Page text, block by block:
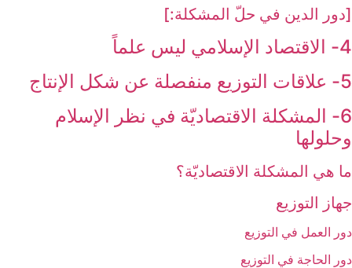
[دور الدين في حلّ المشكلة:]
4- الاقتصاد الإسلامي ليس علماً
5- علاقات التوزيع منفصلة عن شكل الإنتاج‏
6- المشكلة الاقتصاديّة في نظر الإسلام
وحلولها
ما هي المشكلة الاقتصاديّة؟
جهاز التوزيع‏
دور العمل في التوزيع
دور الحاجة في التوزيع